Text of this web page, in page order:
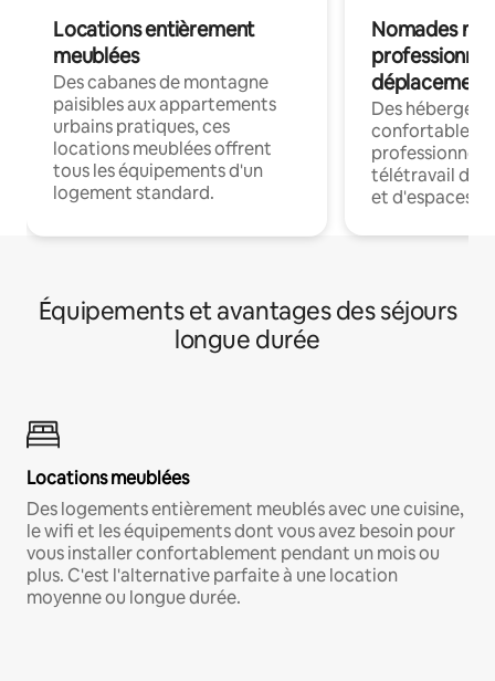
Locations entièrement
meublées
Des cabanes de montagne
paisibles aux appartements
urbains pratiques, ces
locations meublées offrent
tous les équipements d'un
logement standard.
Nomades
déplacement
Des
confortables
professionnels
télétravail
et d'espaces
Équipements et avantages des séjours
longue durée
Locations meublées
Des logements entièrement meublés avec une cuisine,
le wifi et les équipements dont vous avez besoin pour
vous installer confortablement pendant un mois ou
plus. C'est l'alternative parfaite à une location
moyenne ou longue durée.